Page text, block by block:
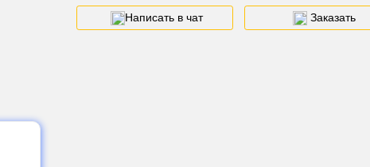
Написать в чат Заказать